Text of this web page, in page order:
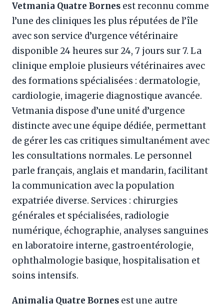
Vetmania Quatre Bornes est reconnu comme
l’une des cliniques les plus réputées de l’île
avec son service d’urgence vétérinaire
disponible 24 heures sur 24, 7 jours sur 7. La
clinique emploie plusieurs vétérinaires avec
des formations spécialisées : dermatologie,
cardiologie, imagerie diagnostique avancée.
Vetmania dispose d’une unité d’urgence
distincte avec une équipe dédiée, permettant
de gérer les cas critiques simultanément avec
les consultations normales. Le personnel
parle français, anglais et mandarin, facilitant
la communication avec la population
expatriée diverse. Services : chirurgies
générales et spécialisées, radiologie
numérique, échographie, analyses sanguines
en laboratoire interne, gastroentérologie,
ophthalmologie basique, hospitalisation et
soins intensifs.
Animalia Quatre Bornes est une autre